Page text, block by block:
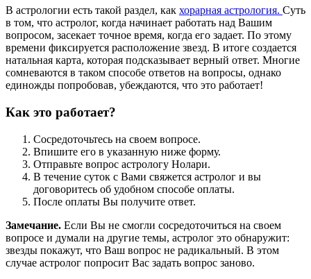
В астрологии есть такой раздел, как хорарная астрология. Суть
в том, что астролог, когда начинает работать над Вашим
вопросом, засекает точное время, когда его задает. По этому
времени фиксируется расположение звезд. В итоге создается
натальная карта, которая подсказывает верный ответ. Многие
сомневаются в таком способе ответов на вопросы, однако
единожды попробовав, убеждаются, что это работает!
Как это работает?
Сосредоточьтесь на своем вопросе.
Впишите его в указанную ниже форму.
Отправьте вопрос астрологу Нолари.
В течение суток с Вами свяжется астролог и вы
договоритесь об удобном способе оплаты.
После оплаты Вы получите ответ.
Замечание. Если Вы не смогли сосредоточиться на своем
вопросе и думали на другие темы, астролог это обнаружит:
звезды покажут, что Ваш вопрос не радикальный. В этом
случае астролог попросит Вас задать вопрос заново.